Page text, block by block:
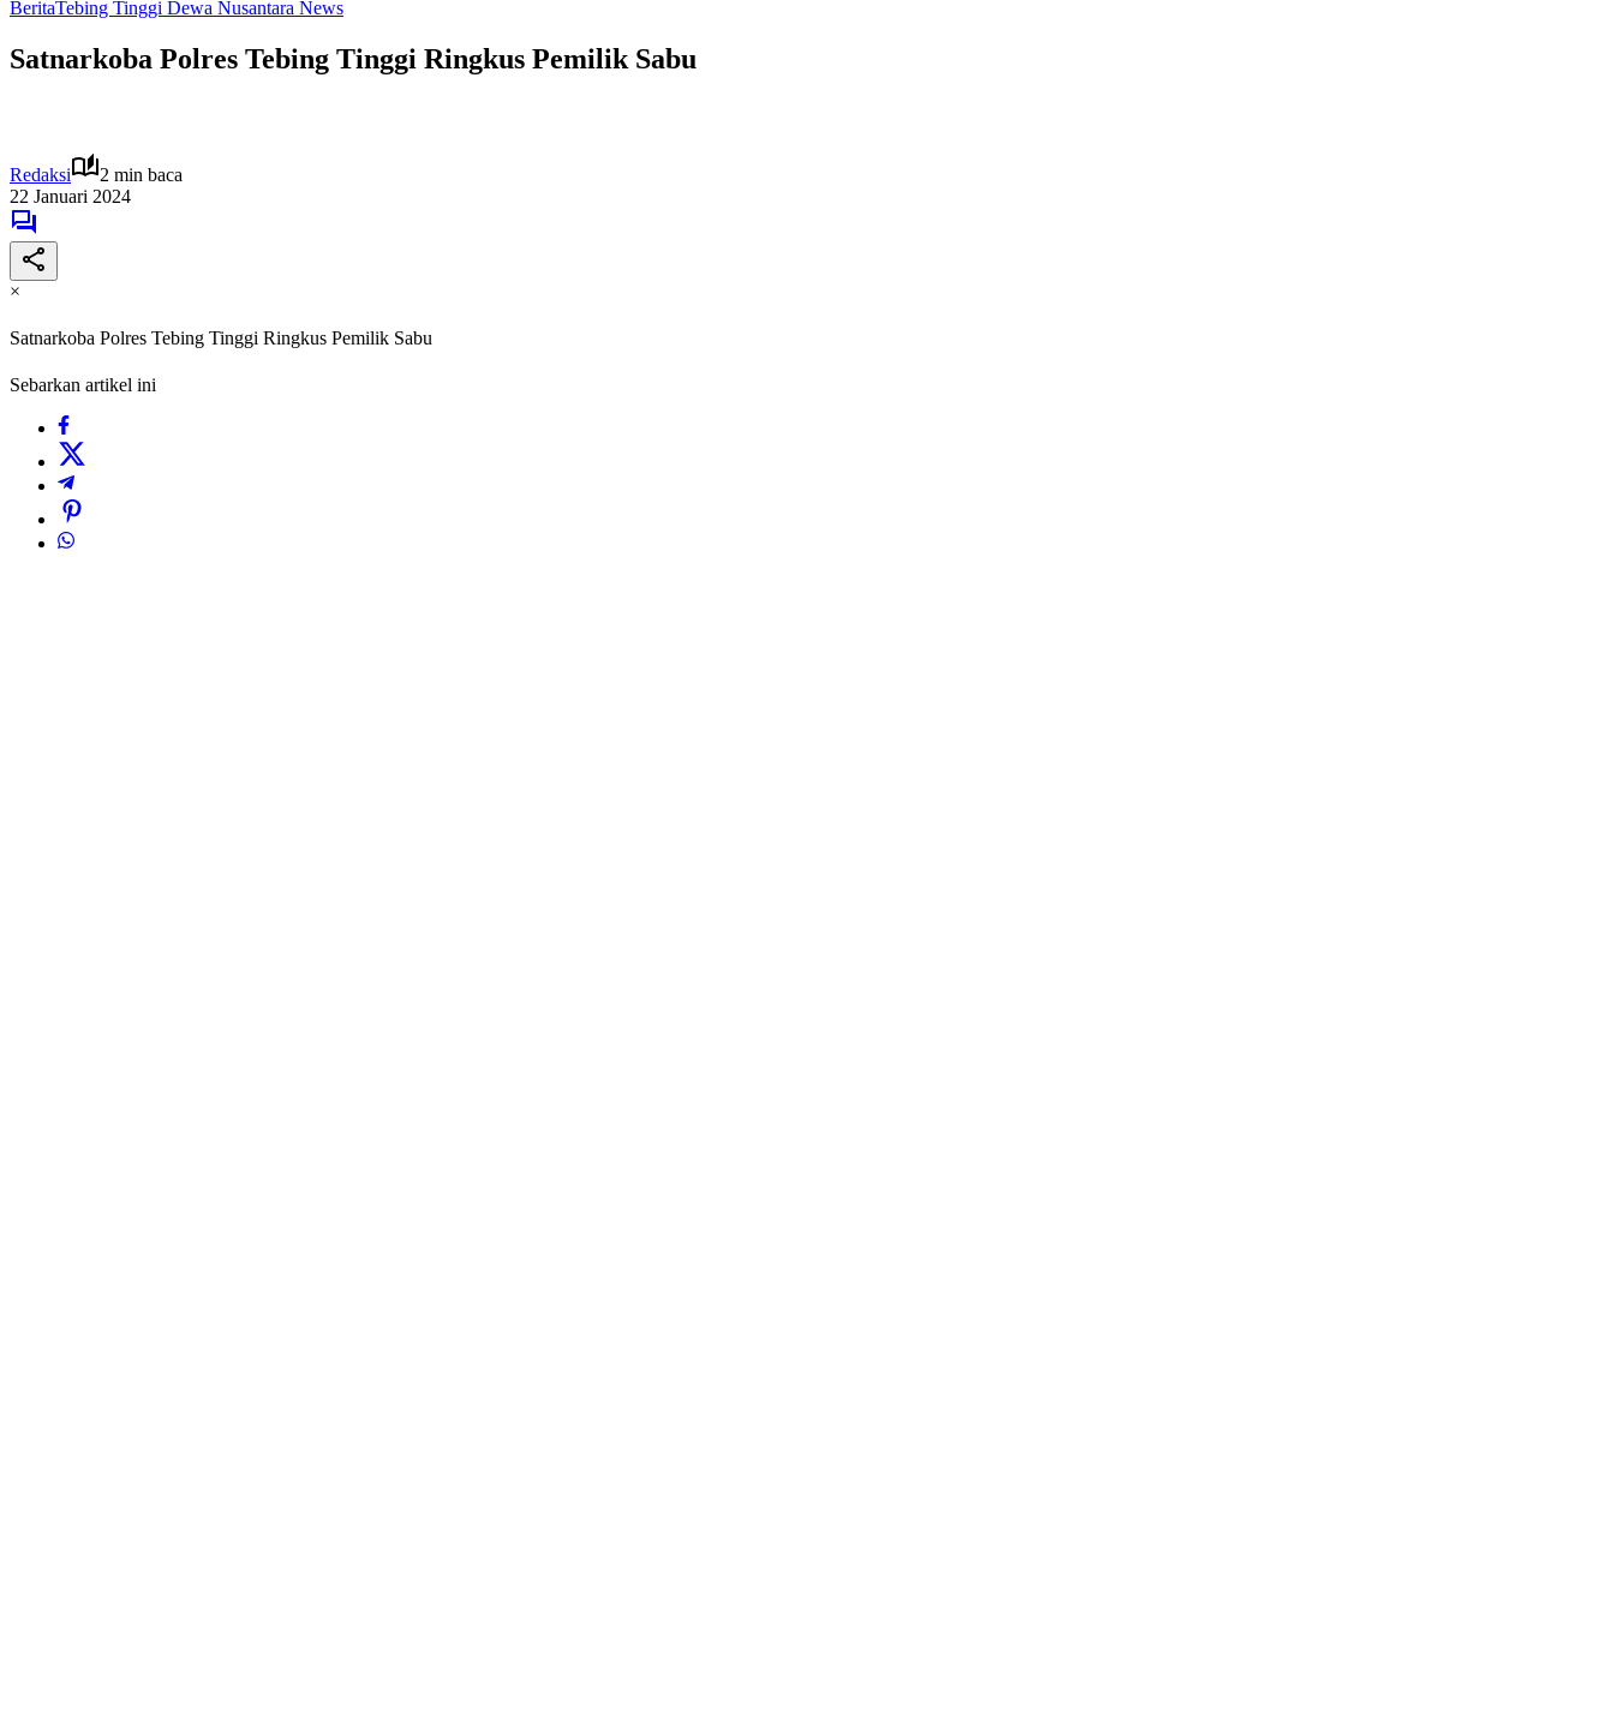
BeritaTebing Tinggi Dewa Nusantara News
Satnarkoba Polres Tebing Tinggi Ringkus Pemilik Sabu
Redaksi
2 min baca
22 Januari 2024
×
Satnarkoba Polres Tebing Tinggi Ringkus Pemilik Sabu
Sebarkan artikel ini